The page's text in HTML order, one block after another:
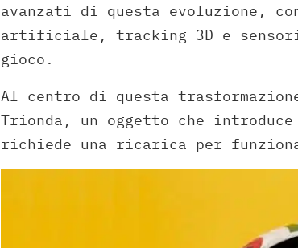
avanzati di questa evoluzione,
artificiale, tracking 3D e
gioco.
Al centro di questa
Trionda, un oggetto che
richiede una ricarica per